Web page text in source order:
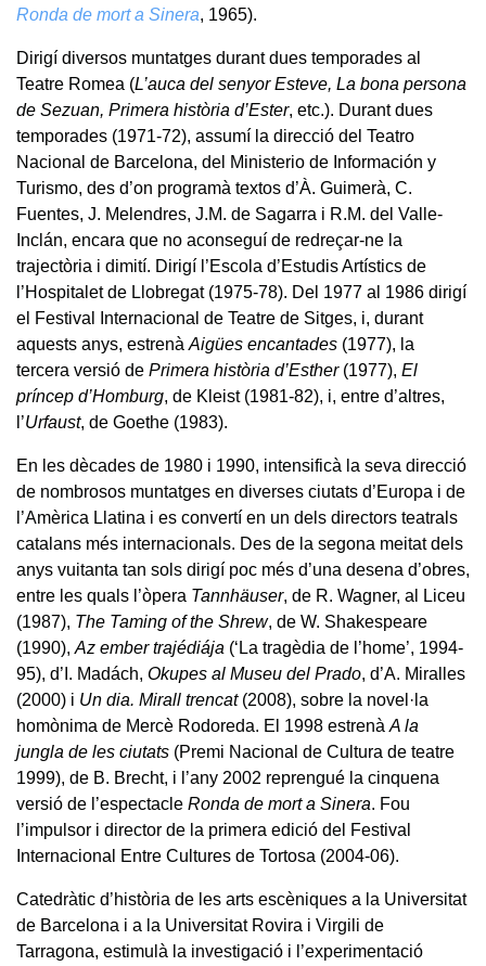
Ronda de mort a Sinera, 1965).
Dirigí diversos muntatges durant dues temporades al
Teatre Romea (L’auca del senyor Esteve, La bona persona
de Sezuan, Primera història d’Ester, etc.). Durant dues
temporades (1971-72), assumí la direcció del Teatro
Nacional de Barcelona, del Ministerio de Información y
Turismo, des d’on programà textos d’À. Guimerà, C.
Fuentes, J. Melendres, J.M. de Sagarra i R.M. del Valle-
Inclán, encara que no aconseguí de redreçar-ne la
trajectòria i dimití. Dirigí l’Escola d’Estudis Artístics de
l’Hospitalet de Llobregat (1975-78). Del 1977 al 1986 dirigí
el Festival Internacional de Teatre de Sitges, i, durant
aquests anys, estrenà Aigües encantades (1977), la
tercera versió de Primera història d’Esther(1977), El
príncep d’Homburg, de Kleist (1981-82), i, entre d’altres,
l’Urfaust, de Goethe (1983).
En les dècades de 1980 i 1990, intensificà la seva direcció
de nombrosos muntatges en diverses ciutats d’Europa i de
l’Amèrica Llatina i es convertí en un dels directors teatrals
catalans més internacionals. Des de la segona meitat dels
anys vuitanta tan sols dirigí poc més d’una desena d’obres,
entre les quals l’òpera Tannhäuser, de R. Wagner, al Liceu
(1987), The Taming of the Shrew, de W. Shakespeare
(1990), Az ember trajédiája (‘La tragèdia de l’home’, 1994-
95), d’I. Madách, Okupes al Museu del Prado, d’A. Miralles
(2000) i Un dia. Mirall trencat(2008), sobre la novel·la
homònima de Mercè Rodoreda. El 1998 estrenà A la
jungla de les ciutats (Premi Nacional de Cultura de teatre
1999), de B. Brecht, i l’any 2002 reprengué la cinquena
versió de l’espectacle Ronda de mort a Sinera. Fou
l’impulsor i director de la primera edició del Festival
Internacional Entre Cultures de Tortosa (2004-06).
Catedràtic d’història de les arts escèniques a la Universitat
de Barcelona i a la Universitat Rovira i Virgili de
Tarragona, estimulà la investigació i l’experimentació